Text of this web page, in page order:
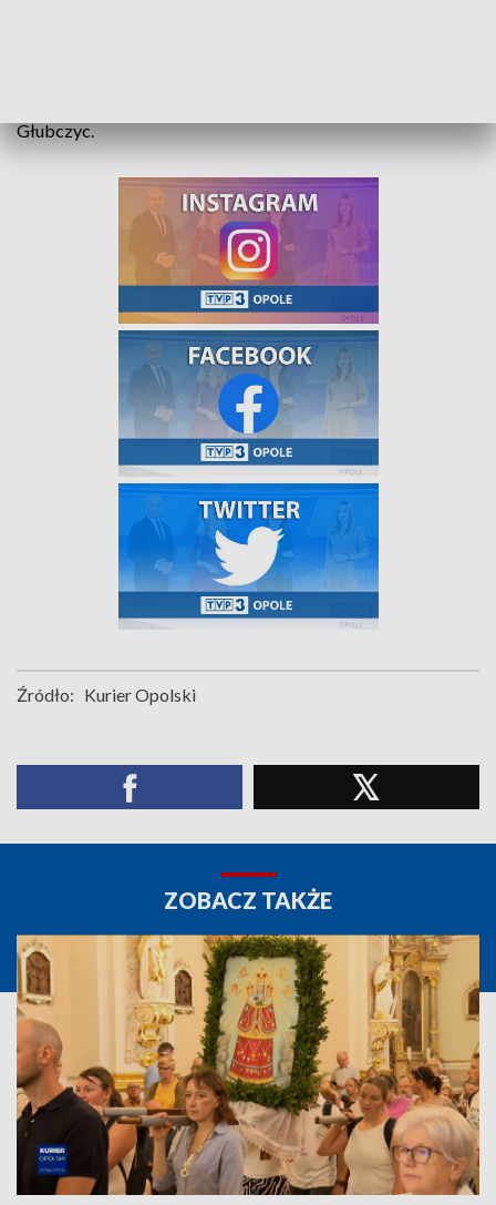
Głubczyc.
Źródło: Kurier Opolski
ZOBACZ TAKŻE